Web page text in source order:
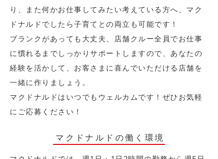
り、また何かお仕事してみたい考えている方へ、マク
ドナルドでしたら子育てとの両立も可能です！
ブランクがあっても大丈夫、店舗クルー全員でお仕事
に慣れるまでしっかりサポートしますので、あなたの
経験を活かして、お客さまに喜んでいただける店舗を
一緒に作りましょう。
マクドナルドはいつでもウェルカムです！ぜひお気軽
にご応募ください！
マクドナルドの働く環境